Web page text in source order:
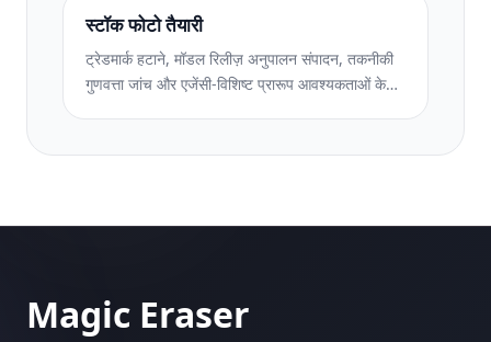
स्टॉक फोटो तैयारी
ट्रेडमार्क हटाने, मॉडल रिलीज़ अनुपालन संपादन, तकनीकी
गुणवत्ता जांच और एजेंसी-विशिष्ट प्रारूप आवश्यकताओं के
Magic Eraser